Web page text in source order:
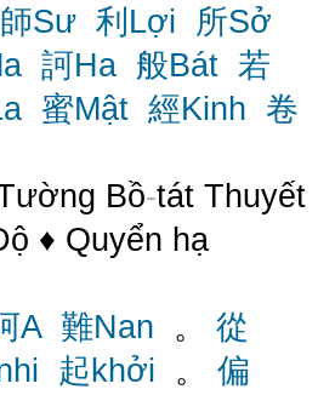
師Sư 利Lợi
所Sở
訶Ha 般Bát 若
蜜Mật 經Kinh 卷
Bồ-tát Thuyết
♦ Quyển hạ
A 難Nan 。 從
起khởi 。 偏